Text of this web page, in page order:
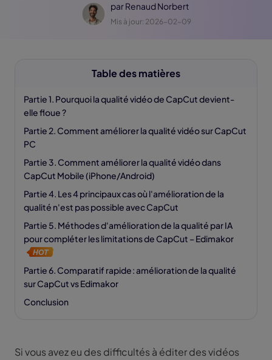
parRenaud Norbert
Mis à jour: 2026-02-09
Table des matières
Partie 1. Pourquoi la qualité vidéo de CapCut devient-
elle floue ?
Partie 2. Comment améliorer la qualité vidéo sur CapCut
PC
Partie 3. Comment améliorer la qualité vidéo dans
CapCut Mobile (iPhone/Android)
Partie 4. Les 4 principaux cas où l'amélioration de la
qualité n'est pas possible avec CapCut
Partie 5. Méthodes d'amélioration de la qualité par IA
pour compléter les limitations de CapCut – Edimakor
Partie 6. Comparatif rapide : amélioration de la qualité
sur CapCut vs Edimakor
Conclusion
Si vous avez eu des difficultés à éditer des vidéos